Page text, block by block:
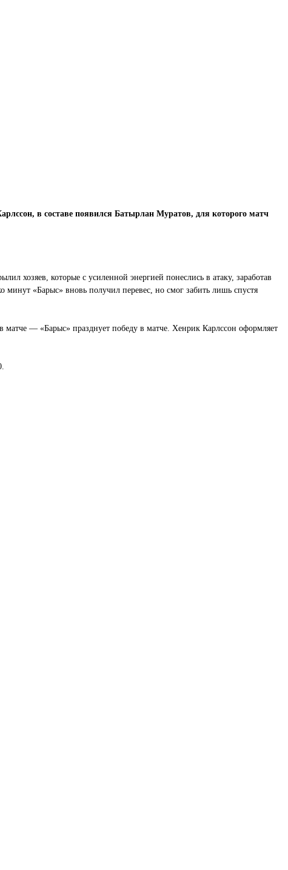
в составе появился Батырлан Муратов, для которого матч
хозяев, которые с усиленной энергией понеслись в атаку, заработав
минут «Барыс» вновь получил перевес, но смог забить лишь спустя
— «Барыс» празднует победу в матче. Хенрик Карлссон оформляет